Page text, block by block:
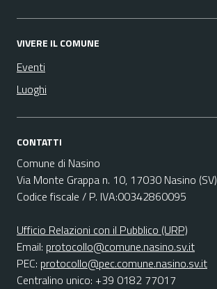
VIVERE IL COMUNE
Eventi
Luoghi
CONTATTI
Comune di Nasino
Via Monte Grappa n. 10, 17030 Nasino (SV)
Codice fiscale / P. IVA:00342860095
Ufficio Relazioni con il Pubblico (URP)
Email: protocollo@comune.nasino.sv.it
PEC: protocollo@pec.comune.nasino.sv.it
Centralino unico: +39 0182 77017